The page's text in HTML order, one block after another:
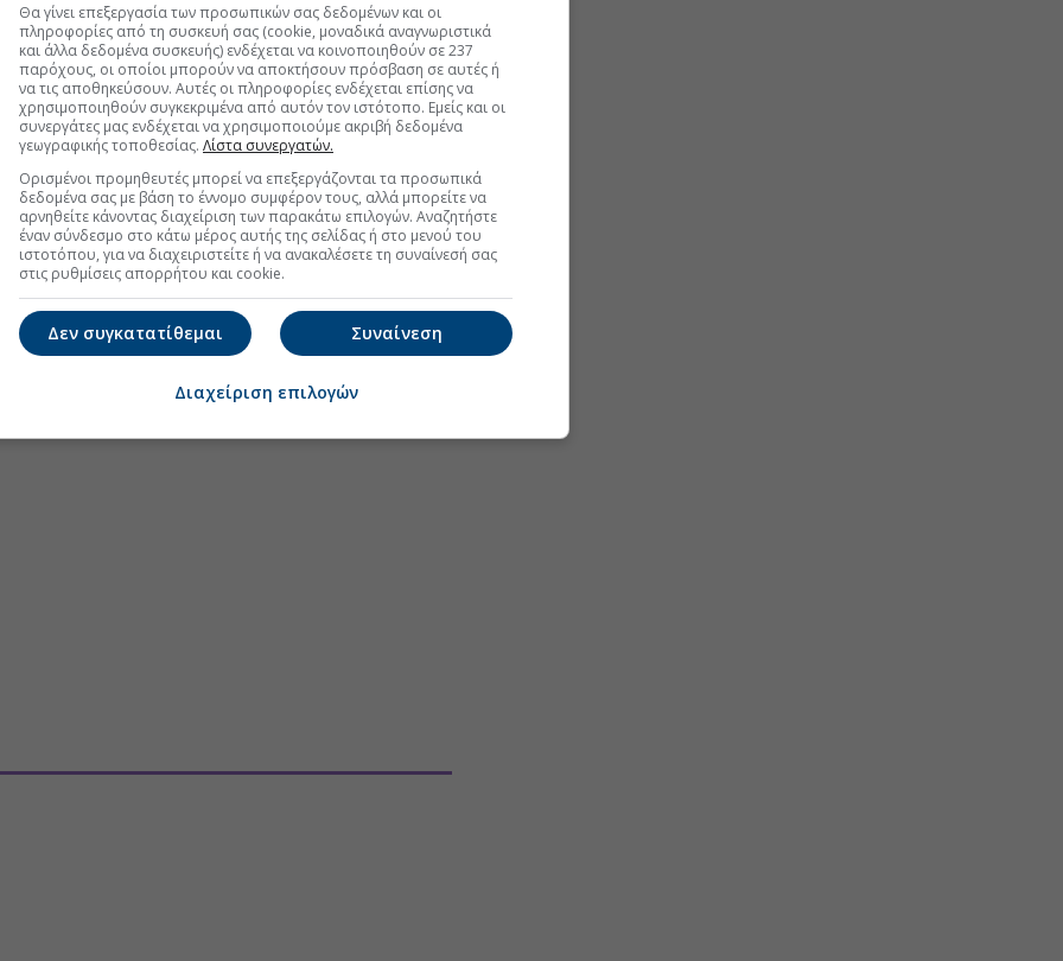
τη συνάντηση με Μητσοτάκη
τζίρος από τα μικρά «Σπιτάκια Ανακύκλωσης»
με στόχο EBITDA 2 δισ. ευρω
στο Discover
Θα γίνει επεξεργασία των προσωπικών σας δεδομένων και οι
πληροφορίες από τη συσκευή σας (cookie, μοναδικά αναγνωριστικά
και άλλα δεδομένα συσκευής) ενδέχεται να κοινοποιηθούν σε 237
παρόχους, οι οποίοι μπορούν να αποκτήσουν πρόσβαση σε αυτές ή
να τις αποθηκεύσουν. Αυτές οι πληροφορίες ενδέχεται επίσης να
χρησιμοποιηθούν συγκεκριμένα από αυτόν τον ιστότοπο. Εμείς και οι
συνεργάτες μας ενδέχεται να χρησιμοποιούμε ακριβή δεδομένα
γεωγραφικής τοποθεσίας. Λίστα συνεργατών.
Ορισμένοι προμηθευτές μπορεί να επεξεργάζονται τα προσωπικά
δεδομένα σας με βάση το έννομο συμφέρον τους, αλλά μπορείτε να
αρνηθείτε κάνοντας διαχείριση των παρακάτω επιλογών. Αναζητήστε
έναν σύνδεσμο στο κάτω μέρος αυτής της σελίδας ή στο μενού του
ιστοτόπου, για να διαχειριστείτε ή να ανακαλέσετε τη συναίνεσή σας
στις ρυθμίσεις απορρήτου και cookie.
Συναίνεση
Δεν συγκατατίθεμαι
Διαχείριση επιλογών